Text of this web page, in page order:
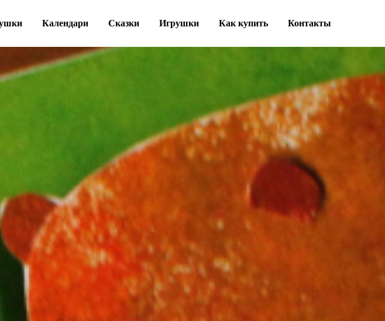
Календари Сказки Игрушки Как купить Контакты